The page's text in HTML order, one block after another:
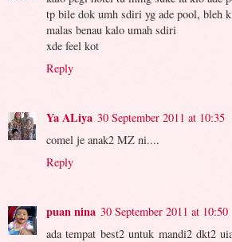
tp bile dok umh sdiri yg ade pool, bleh
malas benau kalo umah sdiri
xde feel kot
Reply
Ya ALiya 30 September 2011 at 10:35
comel je anak2 MZ ni....
Reply
puan nina 30 September 2011 at 10:50
ada tempat best2 untuk mandi2 dkt2